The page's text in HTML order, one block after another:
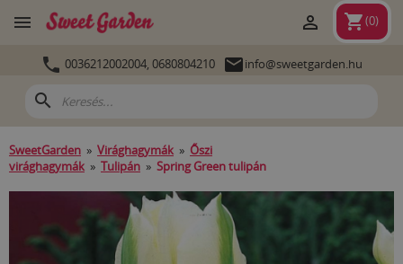
 shopping_cart(0)

 0036212002004, 0680804210 info@sweetgarden.hu
search
SweetGarden » Virághagymák » Őszi
virághagymák » Tulipán » Spring Green tulipán